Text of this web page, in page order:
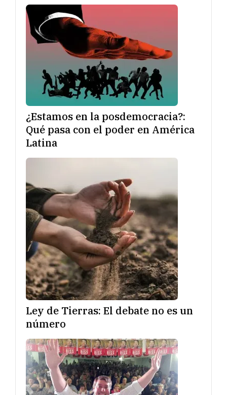
¿Estamos en la posdemocracia?:
Qué pasa con el poder en América
Latina
Ley de Tierras: El debate no es un
número